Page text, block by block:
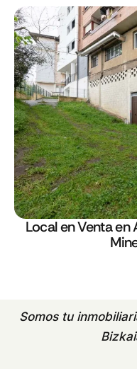
Local en Venta en
Somos tu